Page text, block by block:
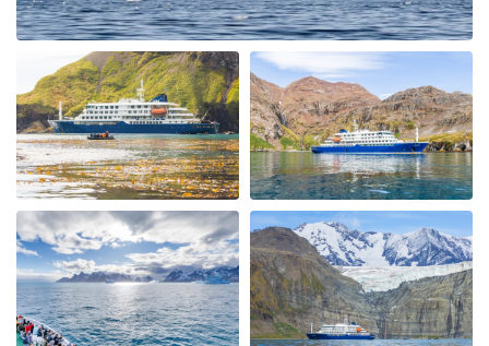
the "Gunnel" towards Marguerite Bay a place I had
heard alot about and it was fantastic with incredible
icebergs and Peninsular beauty in the background. We
visited Stonington Island and with old USA and British
Antarctic Bases, what a piece of history, very
interesting. Moving back up the west coast of the
Peninsular we also visited Salpetiere Bay and Peterman
Island. Back in the Zodiacs again to explore and most
days we were out in them morning and afternoon. Back
for lunch in-between and superb dining. More Whales
spotted at Foyn Harbour & Cievra Cove and visited the
Guvernoren Shipwreckand old Whaling Ship. We also
saw the old Argentinian Primavera Base on a rocky
outcrop. We then visted eEephant Point and walked